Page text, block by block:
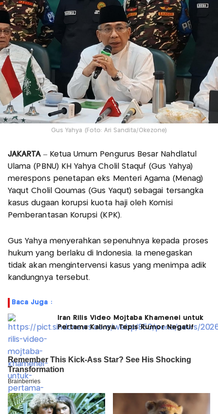
Gus Yahya (Foto: Ari Sandita/Okezone)
JAKARTA– Ketua Umum Pengurus Besar Nahdlatul
Ulama (PBNU) KH Yahya Cholil Staquf (Gus Yahya)
merespons penetapan eks Menteri Agama (Menag)
Yaqut Cholil Qoumas (Gus Yaqut) sebagai tersangka
kasus dugaan korupsi kuota haji oleh Komisi
Pemberantasan Korupsi (KPK).
Gus Yahya menyerahkan sepenuhnya kepada proses
hukum yang berlaku di Indonesia. Ia menegaskan
tidak akan mengintervensi kasus yang menimpa adik
kandungnya tersebut.
Baca Juga :
Iran Rilis Video Mojtaba Khamenei untuk
Pertama Kalinya, Tepis Rumor Negatif